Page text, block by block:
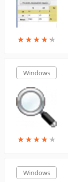
★★★★★
★★★★★
Windows
★★★★ ★
★★★★ ★
Windows